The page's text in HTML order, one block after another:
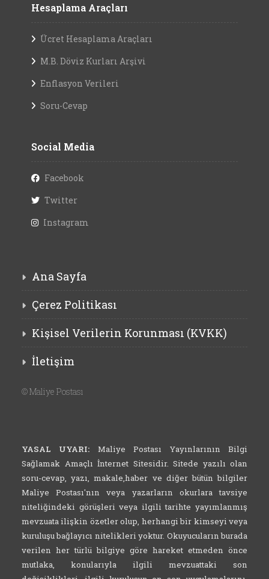
Hesaplama Araçları
Ücret Hesaplama Araçları
M.B. Döviz Kurları Arşivi
Enflasyon Verileri
Soru-Cevap
Social Media
Facebook
Twitter
Instagram
Ana Sayfa
Çerez Politikası
Kişisel Verilerin Korunması (KVKK)
İletişim
©Maliye Postası
YASAL UYARI: Maliye Postası Yayınlarının Bilgi
Sağlamak Amaçlı İnternet Sitesidir. Sitede yazılı olan
soru-cevap, yazı, makale,haber ve diğer bütün bilgiler
Maliye Postası'nın veya yazarların okurlara tavsiye
niteliğindeki görüşleri veya ilgili tarihte yayımlanmış
mevzuata ilişkin özetler olup, herhangi bir kimseyi veya
kuruluşu bağlayıcı nitelikleri yoktur. Okuyucuların burada
verilen her türlü bilgiye göre hareket etmeden önce
mutlaka, konularıyla ilgili mevzuattaki son